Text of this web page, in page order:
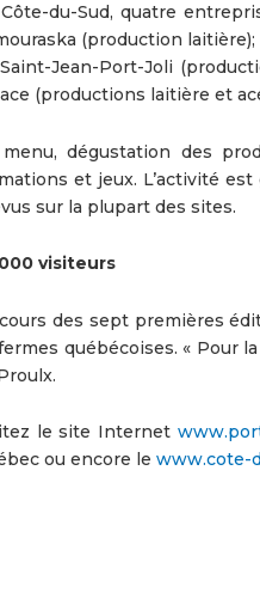
du-Sud, quatre
(production
Jean-Port-Joli
(productions laitière et
dégustation des
et jeux. L’activité
sur la plupart des sites.
visiteurs
des sept premières
québécoises. « Pour
le site Internet
ou encore le www.cote-